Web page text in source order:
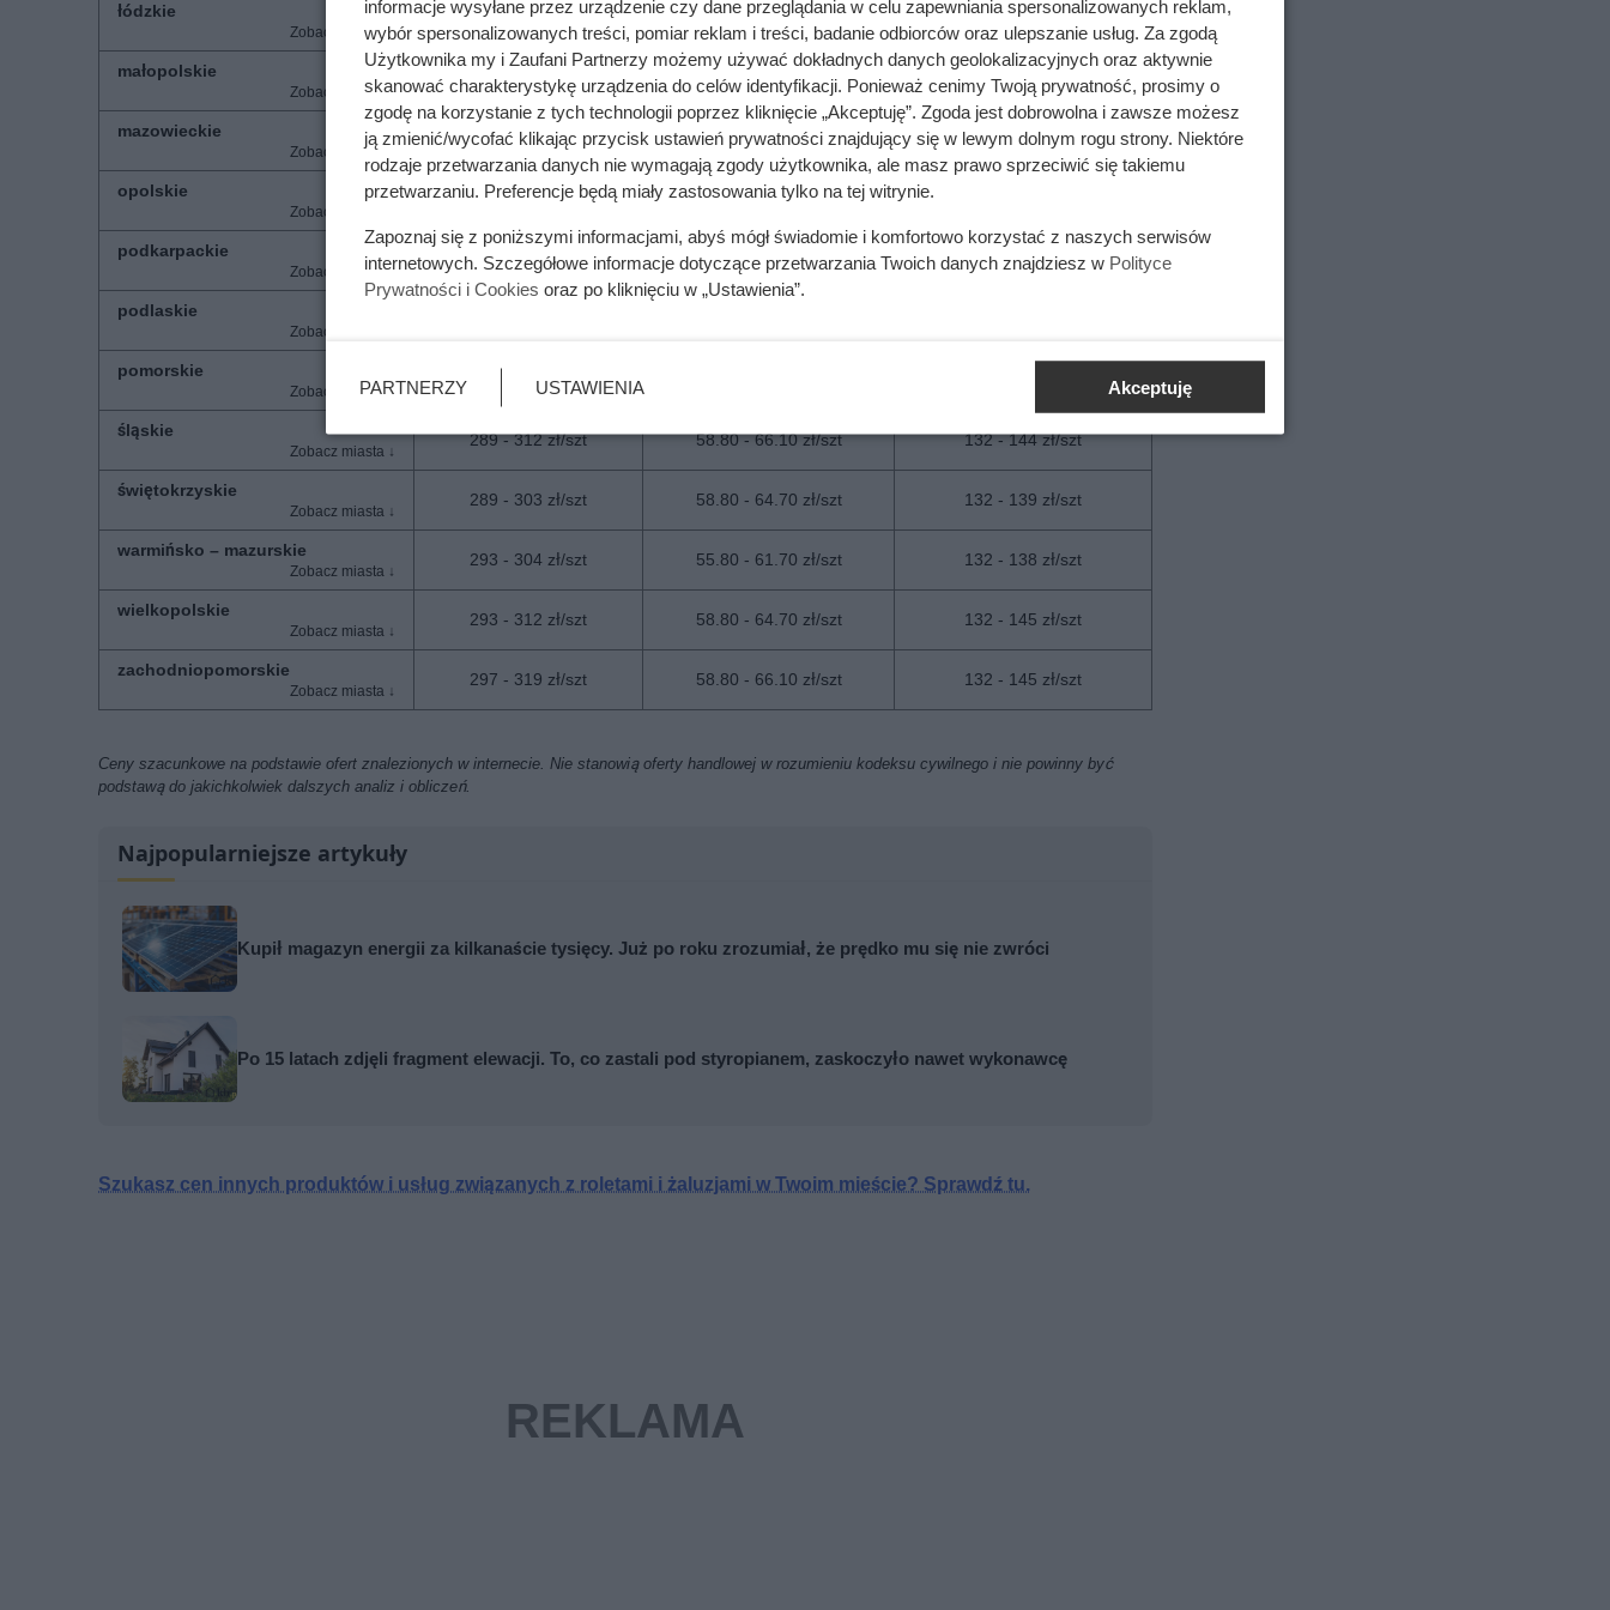
łódzkie 297 - 319 zł/szt 58.80 - 66.10 zł/szt 139 - 144 zł/szt
małopolskie 289 - 304 zł/szt 55.80 - 66.10 zł/szt 132 - 142 zł/szt
mazowieckie 284 - 335 zł/szt 57.30 - 69.10 zł/szt 135 - 169 zł/szt
opolskie 289 - 312 zł/szt 58.80 - 67.60 zł/szt
podkarpackie 293 - 319 zł/szt 60.20 - 66.10 zł/szt 133 - 142 zł/szt
podlaskie
pomorskie 289 - 304 zł/szt
śląskie 289 - 312 zł/szt 58.80 - 66.10 zł/szt 132 - 144 zł/szt
świętokrzyskie 289 - 303 zł/szt 58.80 - 64.70 zł/szt 132 - 139 zł/szt
warmińsko – mazurskie 293 - 304 zł/szt 55.80 - 61.70 zł/szt 132 - 138 zł/szt
wielkopolskie 293 - 312 zł/szt 58.80 - 64.70 zł/szt 132 - 145 zł/szt
zachodniopomorskie 297 - 319 zł/szt 58.80 - 66.10 zł/szt 132 - 145 zł/szt
Ceny szacunkowe na podstawie ofert znalezionych w internecie. Nie stanowią oferty handlowej w rozumieniu kodeksu cywilnego i nie powinny być
podstawą do jakichkolwiek dalszych analiz i obliczeń.
Najpopularniejsze artykuły
Kupił magazyn energii za kilkanaście tysięcy. Już po roku zrozumiał, że prędko mu się nie zwróci
Po 15 latach zdjęli fragment elewacji. To, co zastali pod styropianem, zaskoczyło nawet wykonawcę
Szukasz cen innych produktów i usług związanych z roletami i żaluzjami w Twoim mieście? Sprawdź tu.
informacje wysyłane przez urządzenie czy dane przeglądania w celu zapewniania spersonalizowanych reklam,
wybór spersonalizowanych treści, pomiar reklam i treści, badanie odbiorców oraz ulepszanie usług. Za zgodą
Użytkownika my i Zaufani Partnerzy możemy używać dokładnych danych geolokalizacyjnych oraz aktywnie
skanować charakterystykę urządzenia do celów identyfikacji. Ponieważ cenimy Twoją prywatność, prosimy o
zgodę na korzystanie z tych technologii poprzez kliknięcie „Akceptuję”. Zgoda jest dobrowolna i zawsze możesz
ją zmienić/wycofać klikając przycisk ustawień prywatności znajdujący się w lewym dolnym rogu strony. Niektóre
rodzaje przetwarzania danych nie wymagają zgody użytkownika, ale masz prawo sprzeciwić się takiemu
przetwarzaniu. Preferencje będą miały zastosowania tylko na tej witrynie.
Zapoznaj się z poniższymi informacjami, abyś mógł świadomie i komfortowo korzystać z naszych serwisów
internetowych. Szczegółowe informacje dotyczące przetwarzania Twoich danych znajdziesz w Polityce
Prywatności i Cookies oraz po kliknięciu w „Ustawienia”.
PARTNERZY USTAWIENIA Akceptuję